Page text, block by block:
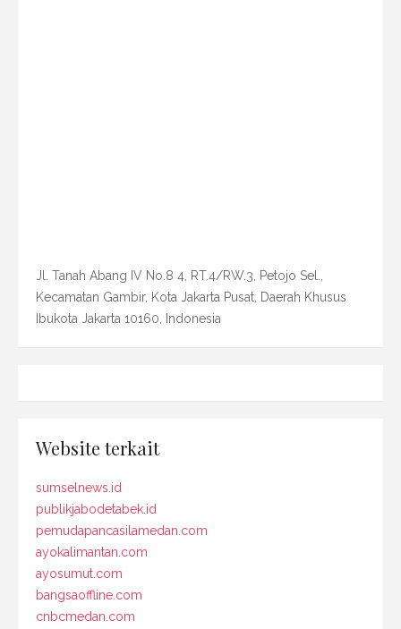
Jl. Tanah Abang IV No.8 4, RT.4/RW.3, Petojo Sel.,
Kecamatan Gambir, Kota Jakarta Pusat, Daerah Khusus
Ibukota Jakarta 10160, Indonesia
Website terkait
sumselnews.id
publikjabodetabek.id
pemudapancasilamedan.com
ayokalimantan.com
ayosumut.com
bangsaoffline.com
cnbcmedan.com